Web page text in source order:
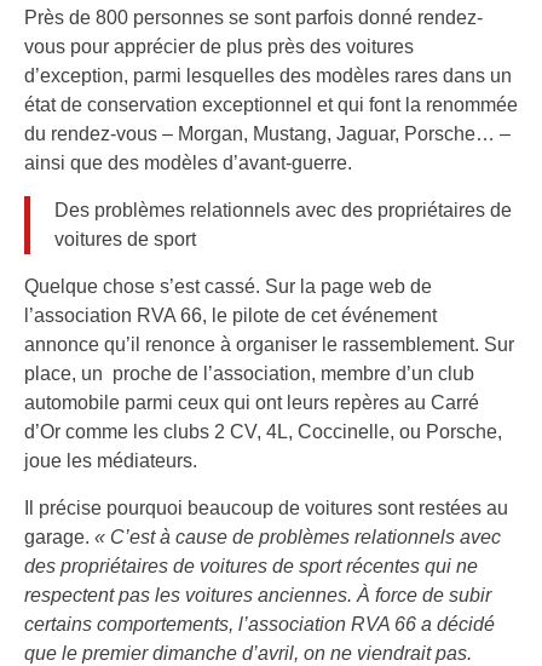
Près de 800 personnes se sont parfois donné rendez-
vous pour apprécier de plus près des voitures
d’exception, parmi lesquelles des modèles rares dans un
état de conservation exceptionnel et qui font la renommée
du rendez-vous – Morgan, Mustang, Jaguar, Porsche… –
ainsi que des modèles d’avant-guerre.
Des problèmes relationnels avec des propriétaires de
voitures de sport
Quelque chose s’est cassé. Sur la page web de
l’association RVA 66, le pilote de cet événement
annonce qu’il renonce à organiser le rassemblement. Sur
place, un proche de l’association, membre d’un club
automobile parmi ceux qui ont leurs repères au Carré
d’Or comme les clubs 2 CV, 4L, Coccinelle, ou Porsche,
joue les médiateurs.
Il précise pourquoi beaucoup de voitures sont restées au
garage. « C’est à cause de problèmes relationnels avec
des propriétaires de voitures de sport récentes qui ne
respectent pas les voitures anciennes. À force de subir
certains comportements, l’association RVA 66 a décidé
que le premier dimanche d’avril, on ne viendrait pas.